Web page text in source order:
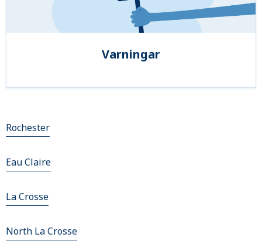
Varningar
Rochester
Eau Claire
La Crosse
North La Crosse